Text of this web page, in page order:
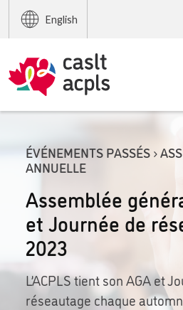
English
ÉVÉNEMENTS PASSÉS ›
ANNUELLE
Assemblée
et Journée de
2023
L’ACPLS tient son AGA et
réseautage chaque